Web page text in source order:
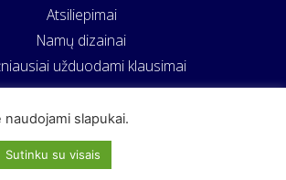
Atsiliepimai
Namų dizainai
užduodami klausimai
naudojami slapukai.
Sutinku su visais